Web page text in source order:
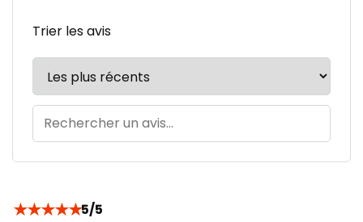
Trier les avis
★★★★★5/5